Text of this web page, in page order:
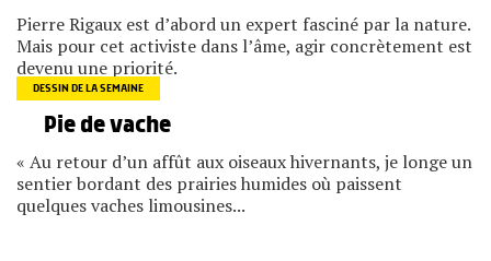
Pierre Rigaux est d’abord un expert fasciné par la nature.
Mais pour cet activiste dans l’âme, agir concrètement est
devenu une priorité.
DESSIN DE LA SEMAINE
Pie de vache
« Au retour d’un affût aux oiseaux hivernants, je longe un
sentier bordant des prairies humides où paissent
quelques vaches limousines...